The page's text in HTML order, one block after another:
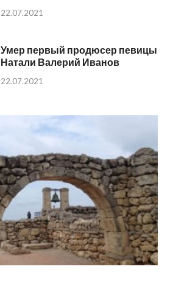
22.07.2021
Умер первый продюсер певицы
Натали Валерий Иванов
22.07.2021